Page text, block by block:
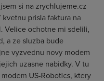
si na zrychlujeme.cz
prisla faktura na
Velice ochotne mi sdelili,
a ze sluzba bude
vyzvednu novy modem
uzasne nabidky. V tu
US-Robotics, ktery